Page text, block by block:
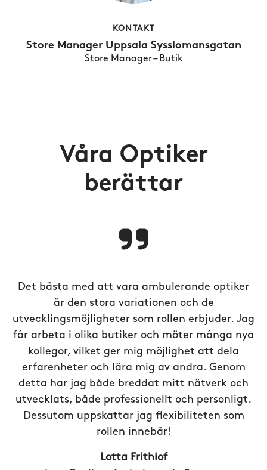
KONTAKT
Store Manager Uppsala Sysslomansgatan
Store Manager – Butik
Våra Optiker
berättar
Det bästa med att vara ambulerande optiker
är den stora variationen och de
utvecklingsmöjligheter som rollen erbjuder. Jag
får arbeta i olika butiker och möter många nya
kollegor, vilket ger mig möjlighet att dela
erfarenheter och lära mig av andra. Genom
detta har jag både breddat mitt nätverk och
utvecklats, både professionellt och personligt.
Dessutom uppskattar jag flexibiliteten som
rollen innebär!
Lotta Frithiof